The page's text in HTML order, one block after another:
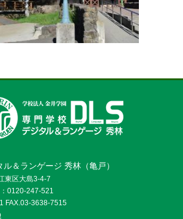
OPENキャンパス
＆ランゲージ 秀林（亀戸）
東区大島3-4-7
0120-247-521
FAX.03-3638-7515